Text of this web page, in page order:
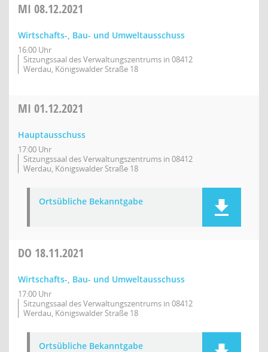
MI 08.12.2021
Wirtschafts-, Bau- und Umweltausschuss
16:00 Uhr
Sitzungssaal des Verwaltungszentrums in 08412
Werdau, Königswalder Straße 18
MI 01.12.2021
Hauptausschuss
17:00 Uhr
Sitzungssaal des Verwaltungszentrums in 08412
Werdau, Königswalder Straße 18
Ortsübliche Bekanntgabe
DO 18.11.2021
Wirtschafts-, Bau- und Umweltausschuss
17:00 Uhr
Sitzungssaal des Verwaltungszentrums in 08412
Werdau, Königswalder Straße 18
Ortsübliche Bekanntgabe